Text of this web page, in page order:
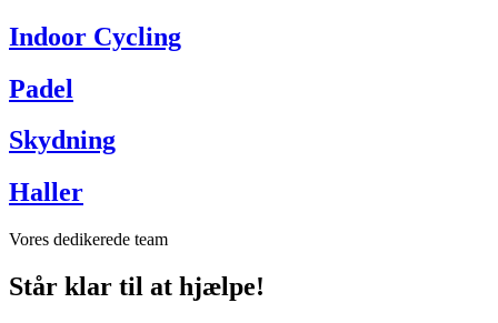
Indoor Cycling
Padel
Skydning
Haller
Vores dedikerede team
Står klar til at hjælpe!